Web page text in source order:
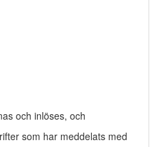
och inlöses, och
som har meddelats med